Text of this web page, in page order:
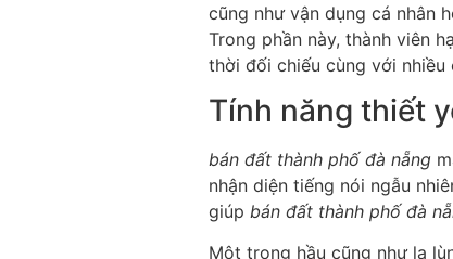
cũng như vận dụng cá nhân
Trong phần này, thành viên
thời đối chiếu cùng với nhiều
Tính năng thiết
bán đất thành phố đà nẵng
nhận diện tiếng nói ngẫu
giúp bán đất thành phố đà
Một trong hầu cũng như lạ